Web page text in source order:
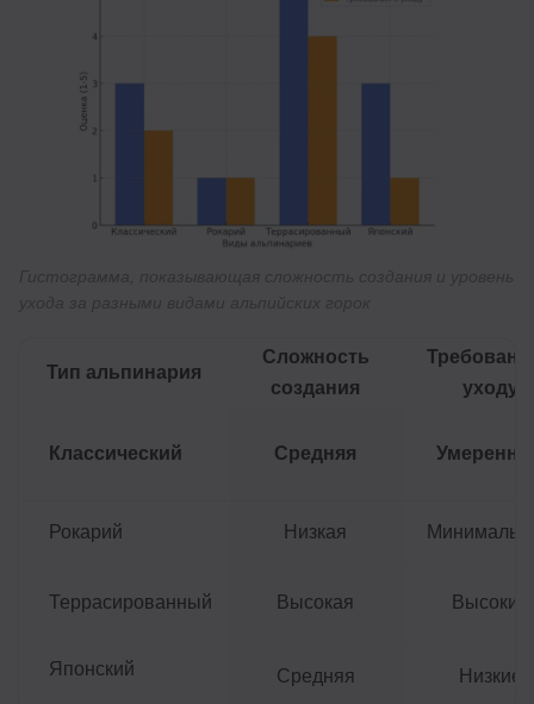
Тип альпинария
Сложность
создания
уходу
Классический Средняя
Рокарий Низкая
Террасированный Высокая Высокие
Японский Средняя Низкие